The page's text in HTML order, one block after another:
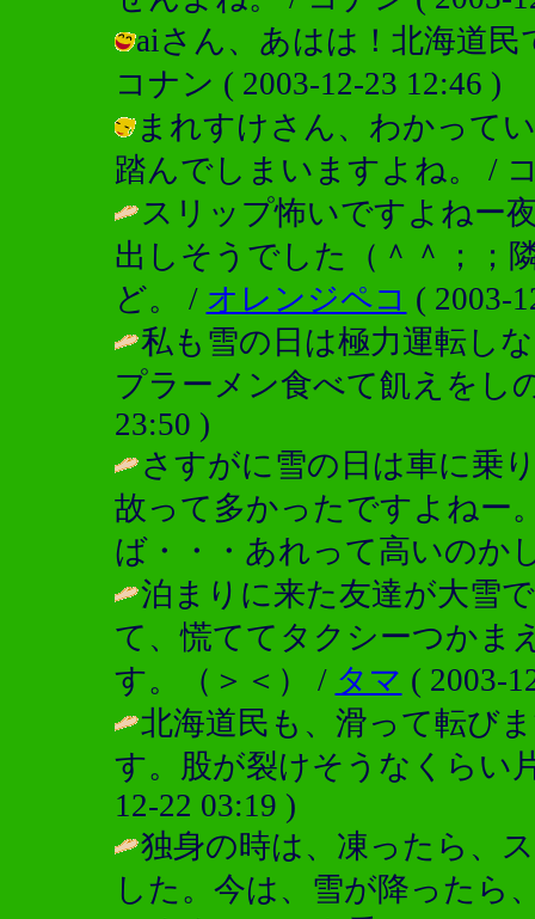
aiさん、あはは！北海道
コナン ( 2003-12-23 12:46 )
まれすけさん、わかって
踏んでしまいますよね。 /
スリップ怖いですよねー
出しそうでした（＾＾；；
ど。 / オレンジペコ ( 2003-
私も雪の日は極力運転し
プラーメン食べて飢えをし
23:50 )
さすがに雪の日は車に乗
故って多かったですよねー
ば・・・あれって高いのか
泊まりに来た友達が大雪
て、慌ててタクシーつかま
す。（＞＜） / タマ ( 2003-
北海道民も、滑って転び
す。股が裂けそうなくらい
12-22 03:19 )
独身の時は、凍ったら、
した。今は、雪が降ったら